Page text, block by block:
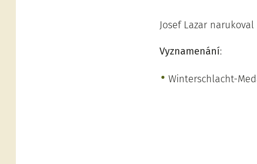
Josef Lazar narukoval
Vyznamenání:
Winterschlacht-